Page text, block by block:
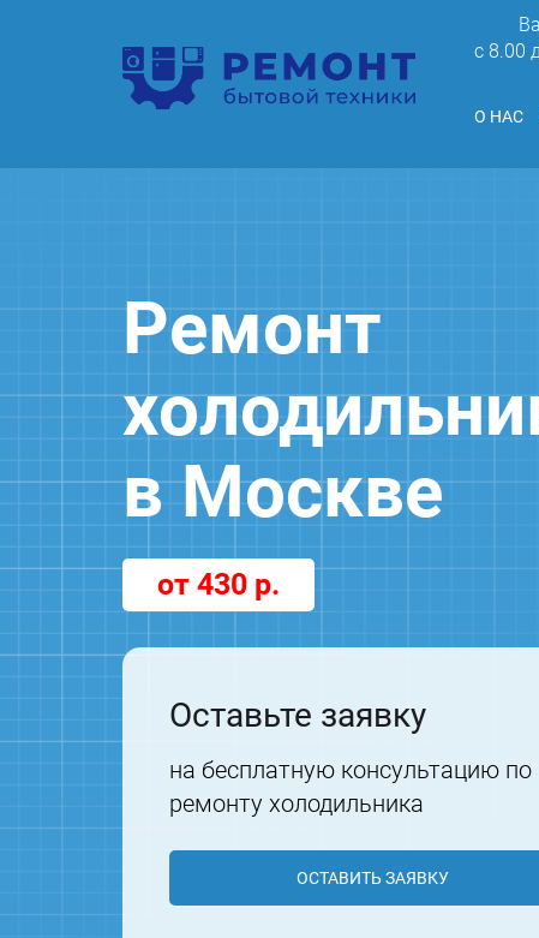
c 8.00
О НАС
Ремонт
в Москве
от 430 р.
Оставьте заявку
на бесплатную консультацию по
ремонту холодильника
ОСТАВИТЬ ЗАЯВКУ